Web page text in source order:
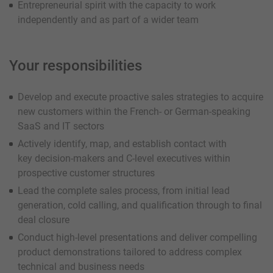
Entrepreneurial spirit with the capacity to work
independently and as part of a wider team
Your responsibilities
Develop and execute proactive sales strategies to acquire
new customers within the French- or German-speaking
SaaS and IT sectors
Actively identify, map, and establish contact with
key decision-makers and C-level executives within
prospective customer structures
Lead the complete sales process, from initial lead
generation, cold calling, and qualification through to final
deal closure
Conduct high-level presentations and deliver compelling
product demonstrations tailored to address complex
technical and business needs